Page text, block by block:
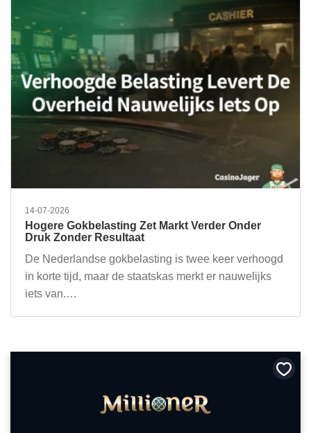
14-07-2026
Hogere Gokbelasting Zet Markt Verder Onder
Druk Zonder Resultaat
De Nederlandse gokbelasting is twee keer verhoogd
in korte tijd, maar de staatskas merkt er nauwelijks
iets van.…